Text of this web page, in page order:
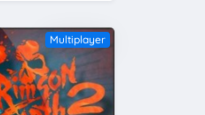
Multiplayer